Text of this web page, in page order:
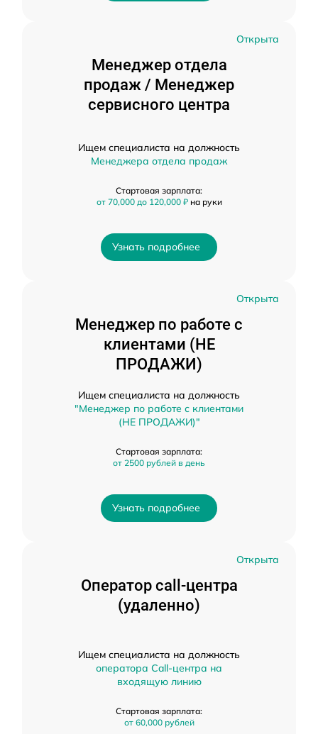
Открыта
Менеджер отдела
продаж / Менеджер
сервисного центра
Ищем специалиста на должность
Менеджера отдела продаж
Стартовая зарплата:
от 70,000 до 120,000 ₽ на руки
Узнать подробнее
Открыта
Менеджер по работе с
клиентами (НЕ
ПРОДАЖИ)
Ищем специалиста на должность
"Менеджер по работе с клиентами
(НЕ ПРОДАЖИ)"
Стартовая зарплата:
от 2500 рублей в день
Узнать подробнее
Открыта
Оператор call-центра
(удаленно)
Ищем специалиста на должность
оператора Call-центра на
входящую линию
Стартовая зарплата:
от 60,000 рублей